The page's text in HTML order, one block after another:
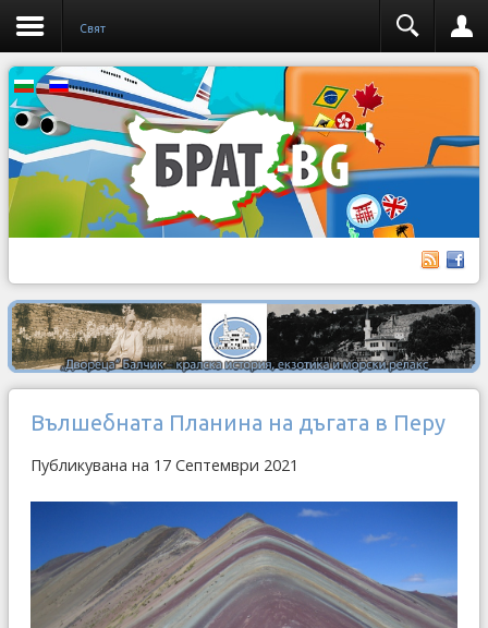
Свят
Вълшебната Планина на дъгата в Перу
Публикувана на 17 Септември 2021